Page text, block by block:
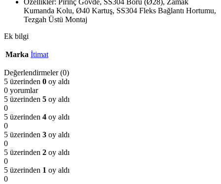
Özellikler: Pirinç Gövde, SS304 Boru (Ø28), Zamak
Kumanda Kolu, Ø40 Kartuş, SS304 Fleks Bağlantı Hortumu,
Tezgah Üstü Montaj
Ek bilgi
Marka İtimat
Değerlendirmeler (0)
5 üzerinden 0 oy aldı
0 yorumlar
5 üzerinden 5 oy aldı
0
5 üzerinden 4 oy aldı
0
5 üzerinden 3 oy aldı
0
5 üzerinden 2 oy aldı
0
5 üzerinden 1 oy aldı
0